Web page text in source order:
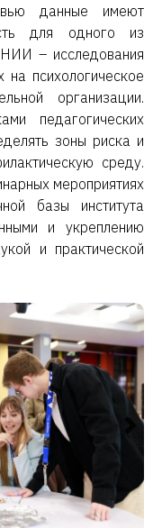
данные имеют
для одного из
НИИ – исследования
психологическое
организации.
педагогических
зоны риска и
среду.
мероприятиях
базы института
и укреплению
и практической